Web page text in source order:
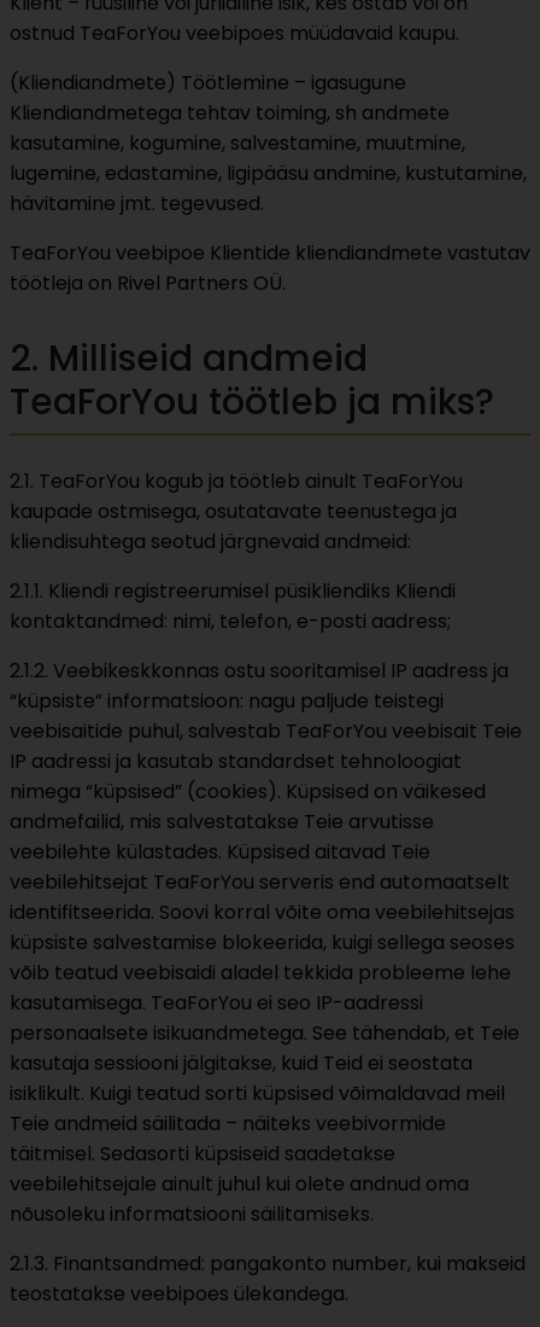
ostnud TeaForYou veebipoes müüdavaid kaupu.
(Kliendiandmete) Töötlemine – igasugune
Kliendiandmetega tehtav toiming, sh andmete
kasutamine, kogumine, salvestamine, muutmine,
lugemine, edastamine, ligipääsu andmine, kustutamine,
hävitamine jmt. tegevused.
TeaForYou veebipoe Klientide kliendiandmete vastutav
töötleja on Rivel Partners OÜ.
2. Milliseid andmeid
TeaForYou töötleb ja miks?
2.1. TeaForYou kogub ja töötleb ainult TeaForYou
kaupade ostmisega, osutatavate teenustega ja
kliendisuhtega seotud järgnevaid andmeid:
2.1.1. Kliendi registreerumisel püsikliendiks Kliendi
kontaktandmed: nimi, telefon, e-posti aadress;
2.1.2. Veebikeskkonnas ostu sooritamisel IP aadress ja
“küpsiste” informatsioon: nagu paljude teistegi
veebisaitide puhul, salvestab TeaForYou veebisait Teie
IP aadressi ja kasutab standardset tehnoloogiat
nimega “küpsised” (cookies). Küpsised on väikesed
andmefailid, mis salvestatakse Teie arvutisse
veebilehte külastades. Küpsised aitavad Teie
veebilehitsejat TeaForYou serveris end automaatselt
identifitseerida. Soovi korral võite oma veebilehitsejas
küpsiste salvestamise blokeerida, kuigi sellega seoses
võib teatud veebisaidi aladel tekkida probleeme lehe
kasutamisega. TeaForYou ei seo IP-aadressi
personaalsete isikuandmetega. See tähendab, et Teie
kasutaja sessiooni jälgitakse, kuid Teid ei seostata
isiklikult. Kuigi teatud sorti küpsised võimaldavad meil
Teie andmeid säilitada – näiteks veebivormide
täitmisel. Sedasorti küpsiseid saadetakse
veebilehitsejale ainult juhul kui olete andnud oma
nõusoleku informatsiooni säilitamiseks.
2.1.3. Finantsandmed: pangakonto number, kui makseid
teostatakse veebipoes ülekandega.